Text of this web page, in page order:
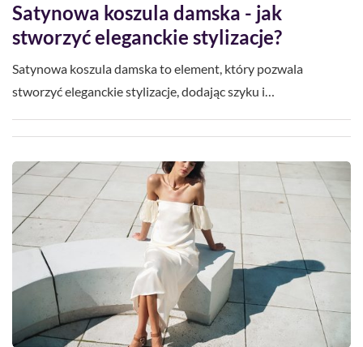
Satynowa koszula damska - jak
stworzyć eleganckie stylizacje?
Satynowa koszula damska to element, który pozwala
stworzyć eleganckie stylizacje, dodając szyku i…